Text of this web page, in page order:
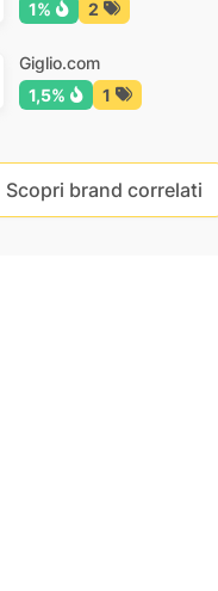
1%
2
Giglio.com
1,5%
1
Scopri brand correlati